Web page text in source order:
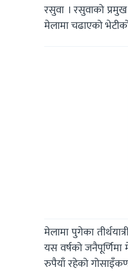
रसुवा । रसुवाको
मेलामा चढाएको
मेलामा पुगेका
यस वर्षको
रुपैयाँ रहेको